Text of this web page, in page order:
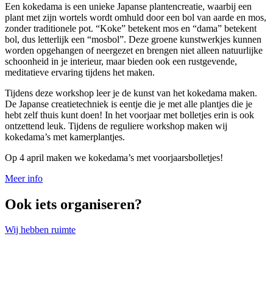
Een kokedama is een unieke Japanse plantencreatie, waarbij een
plant met zijn wortels wordt omhuld door een bol van aarde en mos,
zonder traditionele pot. “Koke” betekent mos en “dama” betekent
bol, dus letterlijk een “mosbol”. Deze groene kunstwerkjes kunnen
worden opgehangen of neergezet en brengen niet alleen natuurlijke
schoonheid in je interieur, maar bieden ook een rustgevende,
meditatieve ervaring tijdens het maken.
Tijdens deze workshop leer je de kunst van het kokedama maken.
De Japanse creatietechniek is eentje die je met alle plantjes die je
hebt zelf thuis kunt doen! In het voorjaar met bolletjes erin is ook
ontzettend leuk. Tijdens de reguliere workshop maken wij
kokedama’s met kamerplantjes.
Op 4 april maken we kokedama’s met voorjaarsbolletjes!
Meer info
Ook iets organiseren?
Wij hebben ruimte